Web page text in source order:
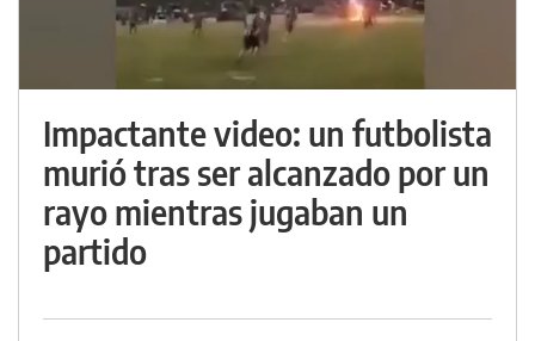
Impactante video: un futbolista
murió tras ser alcanzado por un
rayo mientras jugaban un
partido